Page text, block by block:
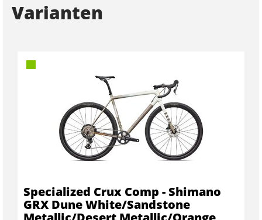
Varianten
Specialized Crux Comp - Shimano
GRX Dune White/Sandstone